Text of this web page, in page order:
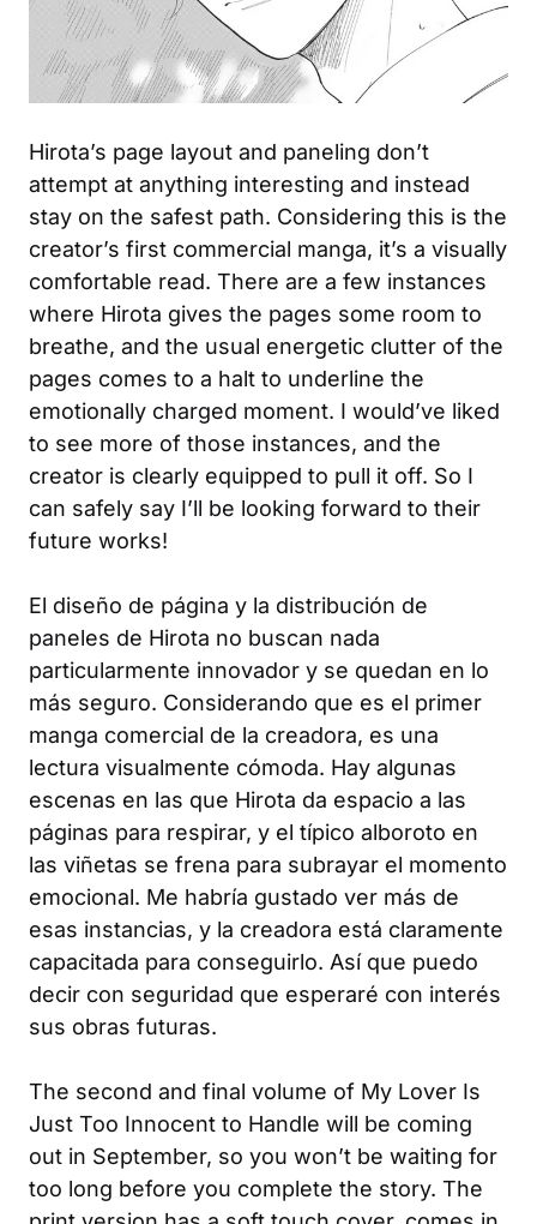
Hirota’s page layout and paneling don’t
attempt at anything interesting and instead
stay on the safest path. Considering this is the
creator’s first commercial manga, it’s a visually
comfortable read. There are a few instances
where Hirota gives the pages some room to
breathe, and the usual energetic clutter of the
pages comes to a halt to underline the
emotionally charged moment. I would’ve liked
to see more of those instances, and the
creator is clearly equipped to pull it off. So I
can safely say I’ll be looking forward to their
future works!
El diseño de página y la distribución de
paneles de Hirota no buscan nada
particularmente innovador y se quedan en lo
más seguro. Considerando que es el primer
manga comercial de la creadora, es una
lectura visualmente cómoda. Hay algunas
escenas en las que Hirota da espacio a las
páginas para respirar, y el típico alboroto en
las viñetas se frena para subrayar el momento
emocional. Me habría gustado ver más de
esas instancias, y la creadora está claramente
capacitada para conseguirlo. Así que puedo
decir con seguridad que esperaré con interés
sus obras futuras.
The second and final volume of My Lover Is
Just Too Innocent to Handle will be coming
out in September, so you won’t be waiting for
too long before you complete the story. The